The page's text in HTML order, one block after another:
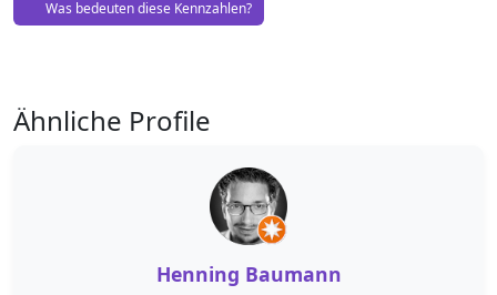
Was bedeuten diese Kennzahlen?
Ähnliche Profile
Henning Baumann